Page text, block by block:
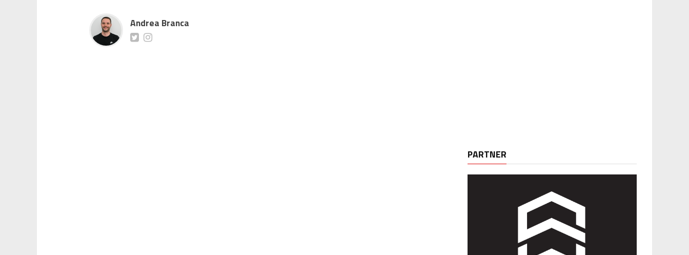
Andrea Branca
PARTNER